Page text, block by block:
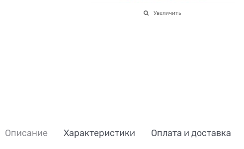
Увеличить
Описание Характеристики Оплата и доставка